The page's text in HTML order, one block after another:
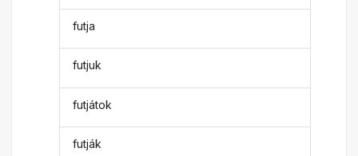
futja
futjuk
futjátok
futják